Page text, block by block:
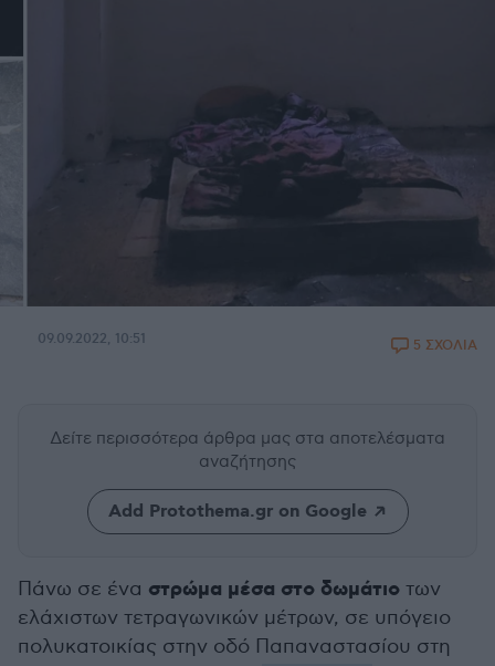
09.09.2022, 10:51 5 ΣΧΟΛΙΑ
Δείτε περισσότερα άρθρα μας στα αποτελέσματα
αναζήτησης
Add Protothema.gr on Google
Πάνω σε ένα στρώμα μέσα στο δωμάτιο των
ελάχιστων τετραγωνικών μέτρων, σε υπόγειο
πολυκατοικίας στην οδό Παπαναστασίου στη